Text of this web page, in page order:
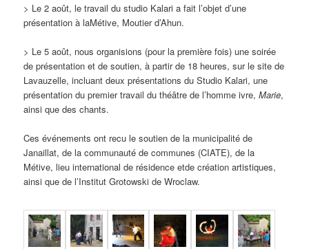
> Le 2 août, le travail du studio Kalari a fait l’objet d’une
présentation à laMétive, Moutier d’Ahun.
> Le 5 août, nous organisions (pour la première fois) une soirée
de présentation et de soutien, à partir de 18 heures, sur le site de
Lavauzelle, incluant deux présentations du Studio Kalari, une
présentation du premier travail du théâtre de l’homme ivre,Marie,
ainsi que des chants.
Ces événements ont recu le soutien de la municipalité de
Janaillat, de la communauté de communes (CIATE), de la
Métive, lieu international de résidence etde création artistiques,
ainsi que de l’Institut Grotowski de Wroclaw.